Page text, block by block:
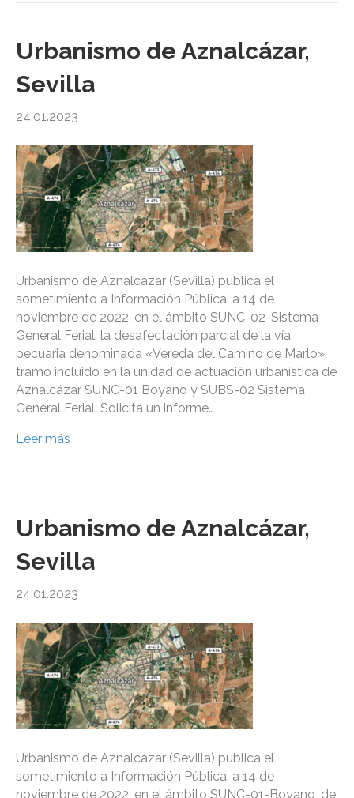
Urbanismo de Aznalcázar,
Sevilla
24.01.2023
Urbanismo de Aznalcázar (Sevilla) publica el
sometimiento a Información Pública, a 14 de
noviembre de 2022, en el ámbito SUNC-02-Sistema
General Ferial, la desafectación parcial de la vía
pecuaria denominada «Vereda del Camino de Marlo»,
tramo incluido en la unidad de actuación urbanística de
Aznalcázar SUNC-01 Boyano y SUBS-02 Sistema
General Ferial. Solicita un informe…
Leer más
Urbanismo de Aznalcázar,
Sevilla
24.01.2023
Urbanismo de Aznalcázar (Sevilla) publica el
sometimiento a Información Pública, a 14 de
noviembre de 2022, en el ámbito SUNC-01-Boyano, de